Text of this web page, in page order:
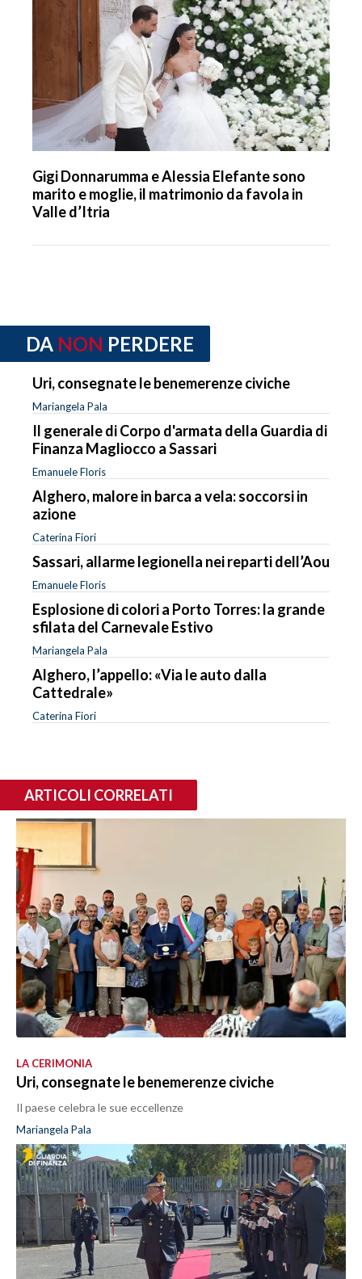
Gigi Donnarumma e Alessia Elefante sono
marito e moglie, il matrimonio da favola in
Valle d’Itria
DA NON PERDERE
Uri, consegnate le benemerenze civiche
Mariangela Pala
Il generale di Corpo d'armata della Guardia di
Finanza Magliocco a Sassari
Emanuele Floris
Alghero, malore in barca a vela: soccorsi in
azione
Caterina Fiori
Sassari, allarme legionella nei reparti dell’Aou
Emanuele Floris
Esplosione di colori a Porto Torres: la grande
sfilata del Carnevale Estivo
Mariangela Pala
Alghero, l’appello: «Via le auto dalla
Cattedrale»
Caterina Fiori
ARTICOLI CORRELATI
LA CERIMONIA
Uri, consegnate le benemerenze civiche
Il paese celebra le sue eccellenze
Mariangela Pala